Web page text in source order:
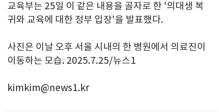
교육부는 25일 이 같은 내용을 골자로 한 '의대생 복
귀와 교육에 대한 정부 입장'을 발표했다.
사진은 이날 오후 서울 시내의 한 병원에서 의료진이
이동하는 모습. 2025.7.25/뉴스1
kimkim@news1.kr